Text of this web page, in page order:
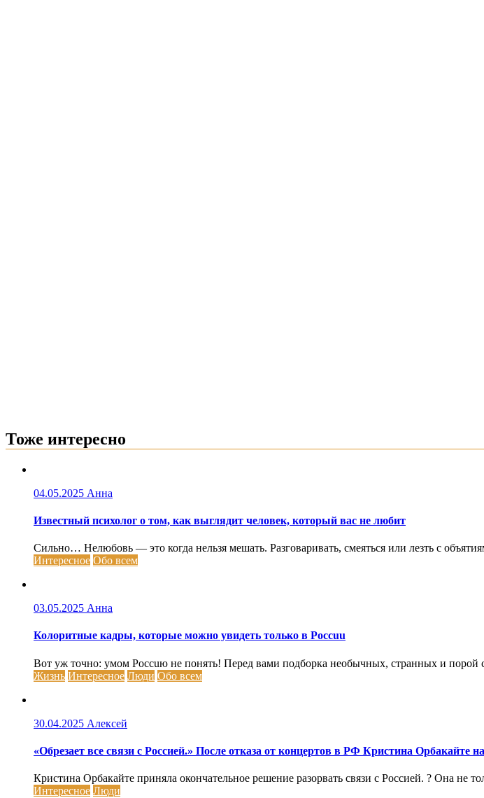
Тоже интересно
04.05.2025 Анна
Известный психолог о том, как выглядит человек, который вас не любит
Сильно… Нелюбовь — это когда нельзя мешать. Разговаривать, смеяться или лезть с
Интересное Обо всем
03.05.2025 Анна
Колоритные кадры, которые можно увидеть только в Россuu
Вот уж точно: умом Россuю не понять! Перед вами подборка необычных, странных и порой
Жизнь Интересное Люди Обо всем
30.04.2025 Алексей
«Обрезает все связи с Россией.» После отказа от концертов в РФ Кристина Орбакайте
Кристина Орбакайте приняла окончательное решение разорвать связи с Россией. ? Она не
Интересное Люди